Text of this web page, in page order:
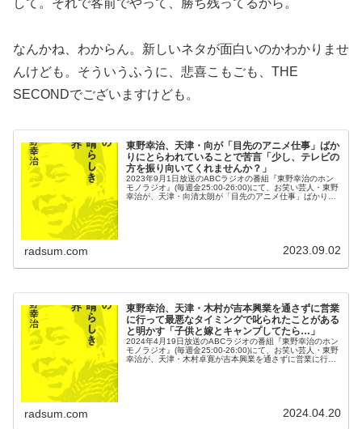
して。それで客前でやって、勝ち残ってるから。
なんかね、わからん。新しいネタが面白いのかわかりませ
んけども。そういうふうに、悲喜こもごも、THE
SECONDでございますけども。
東野幸治、天津・向が「目先のアニメ仕事」ばか
りにとらわれていることで苦言「少し、テレビの
方を振り向いてくれませんか？」
2023年9月1日放送のABCラジオの番組『東野幸治のホン
モノラジオ』(毎週金25:00-26:00)にて、お笑い芸人・東野
幸治が、天津・向清太朗が「目先のアニメ仕事」ばかりに
radsum.com 2023.09.02
東野幸治、天津・木村が吉本興業を通さずに営業
に行って最悪なタイミングで叱られたことがある
と明かす「子供と嫁とキャンプしてたら…」
2024年4月19日放送のABCラジオの番組『東野幸治のホン
モノラジオ』(毎週金25:00-26:00)にて、お笑い芸人・東野
幸治が、天津・木村卓寛が吉本興業を通さずに営業に行っ
radsum.com 2024.04.20